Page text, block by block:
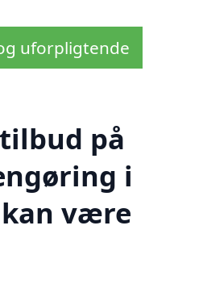
uforpligtende
på
i
være